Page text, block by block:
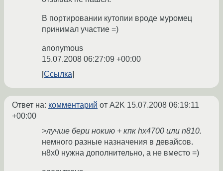
В портировании кутопии вроде муромец
принимал участие =)
anonymous
15.07.2008 06:27:09 +00:00
Ссылка
Ответ на: комментарий от A2K 15.07.2008 06:19:11
+00:00
>лучше бери нокию + кпк hx4700 или n810.
немного разные назначения в девайсов.
н8х0 нужна дополнительно, а не вместо =)